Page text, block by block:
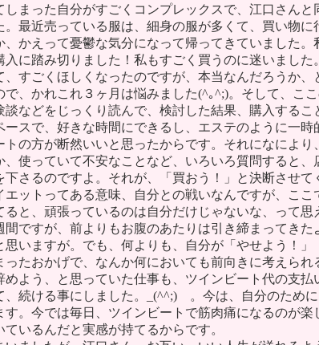
しまった自分がすごくコンプレックスで、江口さんと
。最近売っている服は、細身の服が多くて、買い物に
、かえって憂鬱な気分になって帰ってきていました
入に踏み切りました！私もすごく買うのに迷いました
、すごくほしくなったのですが、本当なんだろうか、
で、かれこれ３ヶ月は悩みました(^｡^;)。そして、こ
談などをじっくり読んで、検討した結果、購入するこ
ースで、好きな時間にできるし、エステのように一時
トの方が断然いいと思ったからです。それになにより
、使っていて不安なことなど、いろいろ質問すると、
下さるのですよ。それが、「買おう！」と決断させて
エットってある意味、自分との戦いなんですが、ここ
ると、頑張っているのは自分だけじゃないな、って思
間ですが、前よりもお腹のあたりは引き締まってき
思いますが。でも、何よりも、自分が「やせよう！」
ったおかげで、なんか何においても前向きに考えら
めよう、と思っていた仕事も、ツインビート代の支
、続ける事にしました。_(^^;)ゞ。今は、自分のため
。今では毎日、ツインビートで筋肉痛になるのが楽
いるんだと実感が持てるからです。